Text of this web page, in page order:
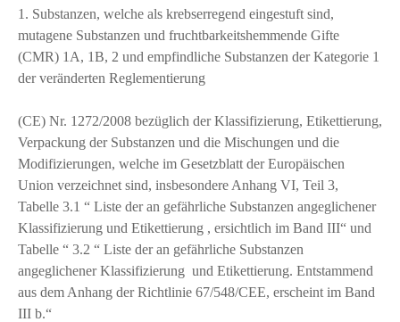
1. Substanzen, welche als krebserregend eingestuft sind,
mutagene Substanzen und fruchtbarkeitshemmende Gifte
(CMR) 1A, 1B, 2 und empfindliche Substanzen der Kategorie 1
der veränderten Reglementierung
(CE) Nr. 1272/2008 bezüglich der Klassifizierung, Etikettierung,
Verpackung der Substanzen und die Mischungen und die
Modifizierungen, welche im Gesetzblatt der Europäischen
Union verzeichnet sind, insbesondere Anhang VI, Teil 3,
Tabelle 3.1 “ Liste der an gefährliche Substanzen angeglichener
Klassifizierung und Etikettierung , ersichtlich im Band III“ und
Tabelle “ 3.2 “ Liste der an gefährliche Substanzen
angeglichener Klassifizierung und Etikettierung. Entstammend
aus dem Anhang der Richtlinie 67/548/CEE, erscheint im Band
III b.“